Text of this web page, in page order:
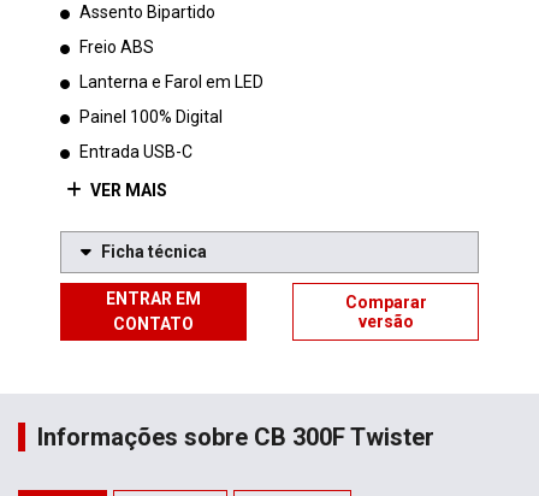
Assento Bipartido
Freio ABS
Lanterna e Farol em LED
Painel 100% Digital
Entrada USB-C
VER MAIS
Ficha técnica
ENTRAR EM
CONTATO
Comparar
versão
Informações sobre CB 300F Twister